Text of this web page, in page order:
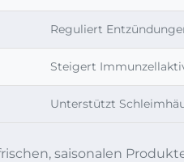
Reguliert
Steigert
Unterstützt
saisonalen